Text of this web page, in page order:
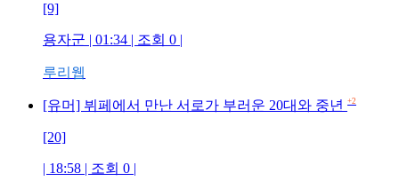
[9]
용자군 | 01:34 | 조회 0 |
루리웹
[유머] 뷔페에서 만난 서로가 부러운 20대와 중년 +2
[20]
| 18:58 | 조회 0 |